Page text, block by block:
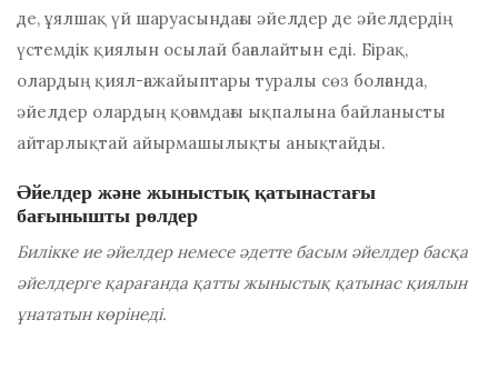
де, ұялшақ үй шаруасындағы әйелдер де әйелдердің
үстемдік қиялын осылай бағалайтын еді. Бірақ,
олардың қиял-ғажайыптары туралы сөз болғанда,
әйелдер олардың қоғамдағы ықпалына байланысты
айтарлықтай айырмашылықты анықтайды.
Әйелдер және жыныстық қатынастағы
бағынышты рөлдер
Билікке ие әйелдер немесе әдетте басым әйелдер басқа
әйелдерге қарағанда қатты жыныстық қатынас қиялын
ұнататын көрінеді.